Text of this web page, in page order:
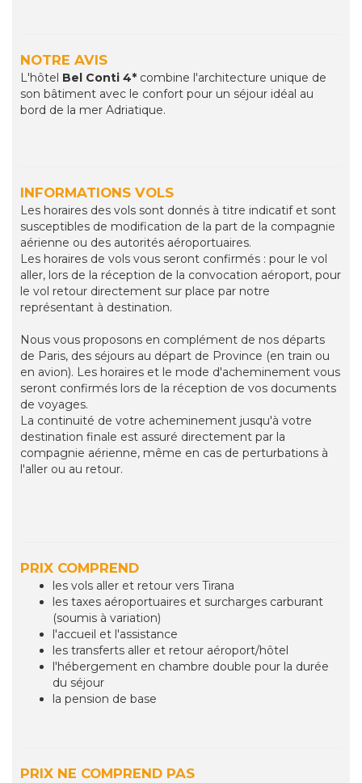
NOTRE AVIS
L'hôtel Bel Conti 4* combine l'architecture unique de
son bâtiment avec le confort pour un séjour idéal au
bord de la mer Adriatique.
INFORMATIONS VOLS
Les horaires des vols sont donnés à titre indicatif et sont
susceptibles de modification de la part de la compagnie
aérienne ou des autorités aéroportuaires.
Les horaires de vols vous seront confirmés : pour le vol
aller, lors de la réception de la convocation aéroport, pour
le vol retour directement sur place par notre
représentant à destination.
Nous vous proposons en complément de nos départs
de Paris, des séjours au départ de Province (en train ou
en avion). Les horaires et le mode d'acheminement vous
seront confirmés lors de la réception de vos documents
de voyages.
La continuité de votre acheminement jusqu'à votre
destination finale est assuré directement par la
compagnie aérienne, même en cas de perturbations à
l'aller ou au retour.
PRIX COMPREND
les vols aller et retour vers Tirana
les taxes aéroportuaires et surcharges carburant
(soumis à variation)
l'accueil et l'assistance
les transferts aller et retour aéroport/hôtel
l'hébergement en chambre double pour la durée
du séjour
la pension de base
PRIX NE COMPREND PAS